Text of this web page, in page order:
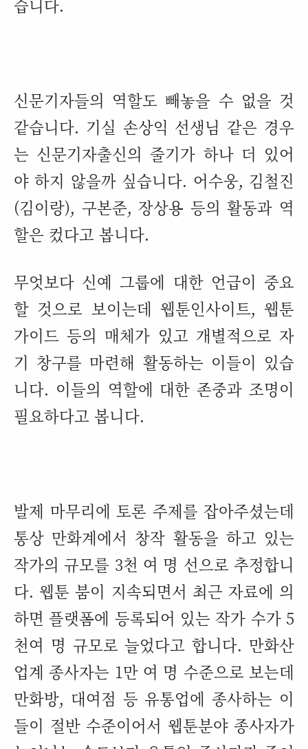
습니다.
신문기자들의 역할도 빼놓을 수 없을 것
같습니다. 기실 손상익 선생님 같은 경우
는 신문기자출신의 줄기가 하나 더 있어
야 하지 않을까 싶습니다. 어수웅, 김철진
(김이랑), 구본준, 장상용 등의 활동과 역
할은 컸다고 봅니다.
무엇보다 신예 그룹에 대한 언급이 중요
할 것으로 보이는데 웹툰인사이트, 웹툰
가이드 등의 매체가 있고 개별적으로 자
기 창구를 마련해 활동하는 이들이 있습
니다. 이들의 역할에 대한 존중과 조명이
필요하다고 봅니다.
발제 마무리에 토론 주제를 잡아주셨는데
통상 만화계에서 창작 활동을 하고 있는
작가의 규모를 3천 여 명 선으로 추정합니
다.웹툰 붐이 지속되면서 최근 자료에 의
하면 플랫폼에 등록되어 있는 작가 수가 5
천여 명 규모로 늘었다고 합니다. 만화산
업계 종사자는 1만 여 명 수준으로 보는데
만화방, 대여점 등 유통업에 종사하는 이
들이 절반 수준이어서 웹툰분야 종사자가